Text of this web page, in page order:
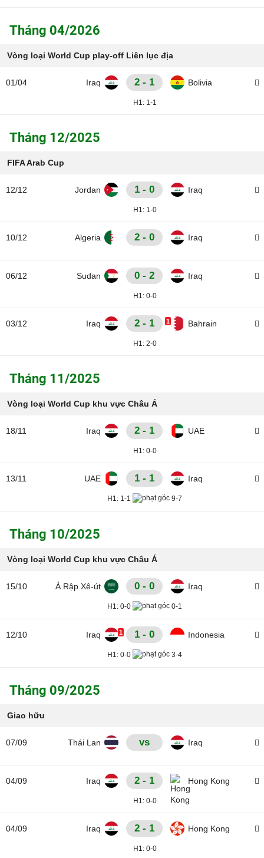
Tháng 04/2026
Vòng loại World Cup play-off Liên lục địa
01/04 Iraq 2 - 1 Bolivia
H1:1-1
Tháng 12/2025
FIFA Arab Cup
12/12 Jordan 1 - 0 Iraq
H1:1-0
10/12 Algeria 2 - 0 Iraq
06/12 Sudan 0 - 2 Iraq
H1:0-0
03/12 Iraq 2 - 1 Bahrain
1
H1:2-0
Tháng 11/2025
Vòng loại World Cup khu vực Châu Á
18/11 Iraq 2 - 1 UAE
H1:0-0
13/11 UAE 1 - 1 Iraq
H1: 1-1 9-7
Tháng 10/2025
Vòng loại World Cup khu vực Châu Á
15/10 Ả Rập Xê-út 0 - 0 Iraq
H1: 0-0 0-1
12/10 Iraq 1 1 - 0 Indonesia
H1: 0-0 3-4
Tháng 09/2025
Giao hữu
07/09 Thái Lan vs Iraq
04/09 Iraq 2 - 1 Hong Kong
H1:0-0
04/09 Iraq 2 - 1 Hong Kong
H1:0-0